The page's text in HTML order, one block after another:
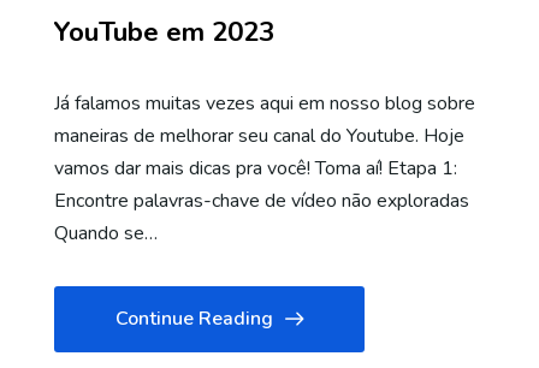
YouTube em 2023
Já falamos muitas vezes aqui em nosso blog sobre
maneiras de melhorar seu canal do Youtube. Hoje
vamos dar mais dicas pra você! Toma aí! Etapa 1:
Encontre palavras-chave de vídeo não exploradas
Quando se…
Continue Reading